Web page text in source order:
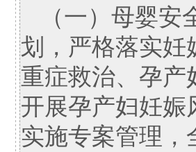
（一）母婴
划，严格落实妊
重症救治、孕产
开展孕产妇妊娠
实施专案管理